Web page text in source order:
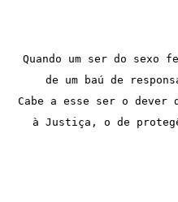
Quando um ser do sexo
de um baú de
Cabe a esse ser o dever
à Justiça, o de